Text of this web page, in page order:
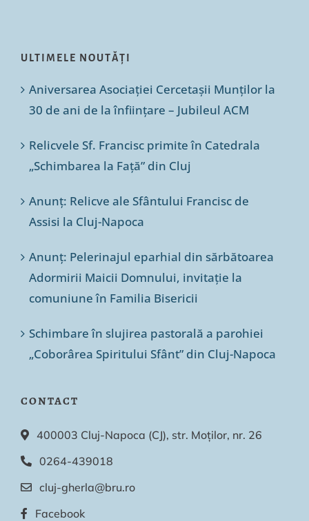
ULTIMELE NOUTĂȚI
Aniversarea Asociației Cercetașii Munților la
30 de ani de la înființare – Jubileul ACM
Relicvele Sf. Francisc primite în Catedrala
„Schimbarea la Față” din Cluj
Anunț: Relicve ale Sfântului Francisc de
Assisi la Cluj-Napoca
Anunț: Pelerinajul eparhial din sărbătoarea
Adormirii Maicii Domnului, invitație la
comuniune în Familia Bisericii
Schimbare în slujirea pastorală a parohiei
„Coborârea Spiritului Sfânt” din Cluj-Napoca
CONTACT
400003 Cluj-Napoca (CJ), str. Moților, nr. 26
0264-439018
cluj-gherla@bru.ro
Facebook